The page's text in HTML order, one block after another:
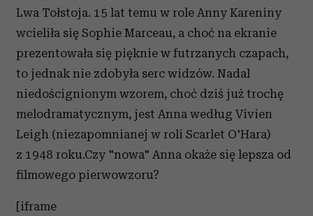
Lwa Tołstoja. 15 lat temu w role Anny Kareniny
wcieliła się Sophie Marceau, a choć na ekranie
prezentowała się pięknie w futrzanych czapach,
to jednak nie zdobyła serc widzów. Nadal
niedoścignionym wzorem, choć dziś już trochę
melodramatycznym, jest Anna według Vivien
Leigh (niezapomnianej w roli Scarlet O'Hara)
z 1948 roku.Czy "nowa" Anna okaże się lepsza od
filmowego pierwowzoru?
[iframe